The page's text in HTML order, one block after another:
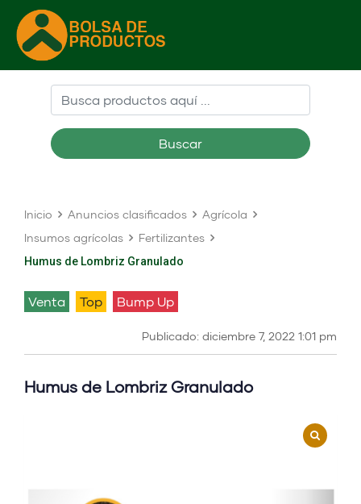
Buscar
Inicio Anuncios clasificados
Agrícola
Insumos agrícolas
Fertilizantes
Humus de Lombriz Granulado
venta Top Bump Up
Publicado: diciembre 7, 2022 1:01 pm
Humus de Lombriz Granulado